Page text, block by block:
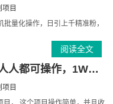
项目
量化操作，日引上千精准粉，
阅读全文
QQ小世界广告共享计划拆解，人人都可操作，1W播放20+
项目